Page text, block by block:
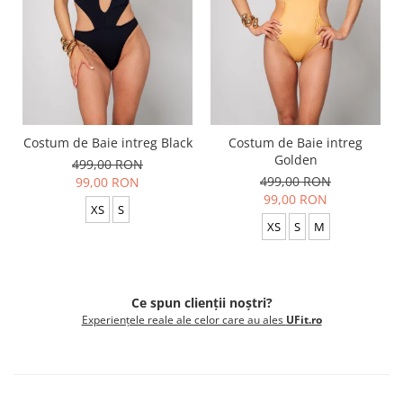
Costum de Baie intreg Black
499,00 RON
99,00 RON
XS S
Costum de Baie intreg
Golden
499,00 RON
99,00 RON
XS S M
Ce spun clienții noștri?
Experiențele reale ale celor care au ales UFit.ro